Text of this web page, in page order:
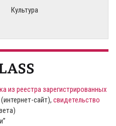
Культура
из реестра зарегистрированных
сайт), свидетельство